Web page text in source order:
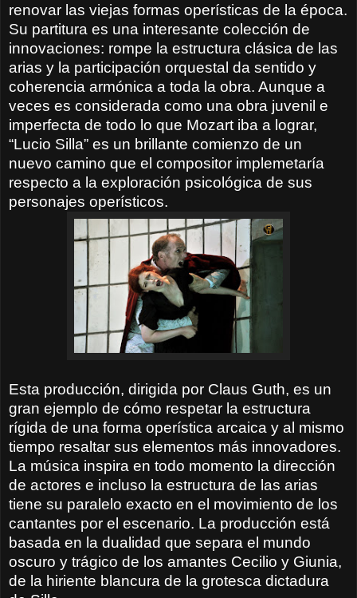
renovar las viejas formas operísticas de la época.
Su partitura es una interesante colección de
innovaciones: rompe la estructura clásica de las
arias y la participación orquestal da sentido y
coherencia armónica a toda la obra. Aunque a
veces es considerada como una obra juvenil e
imperfecta de todo lo que Mozart iba a lograr,
“Lucio Silla” es un brillante comienzo de un
nuevo camino que el compositor implemetaría
respecto a la exploración psicológica de sus
personajes operísticos.
Esta producción, dirigida por Claus Guth, es un
gran ejemplo de cómo respetar la estructura
rígida de una forma operística arcaica y al mismo
tiempo resaltar sus elementos más innovadores.
La música inspira en todo momento la dirección
de actores e incluso la estructura de las arias
tiene su paralelo exacto en el movimiento de los
cantantes por el escenario. La producción está
basada en la dualidad que separa el mundo
oscuro y trágico de los amantes Cecilio y Giunia,
de la hiriente blancura de la grotesca dictadura